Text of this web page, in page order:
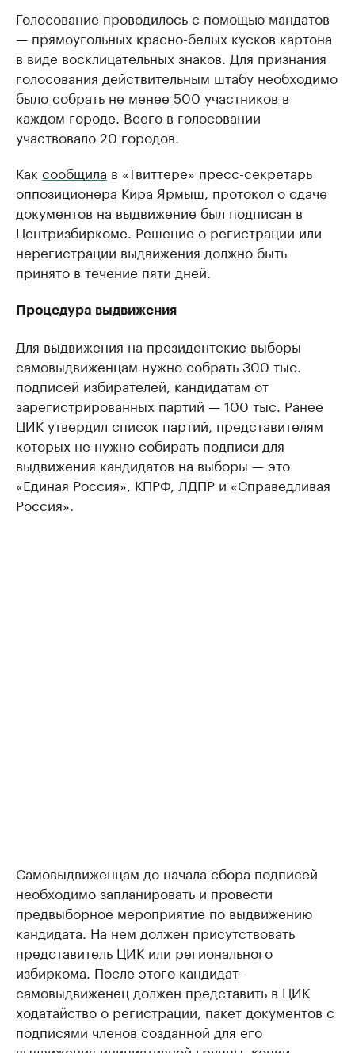
Голосование проводилось с помощью мандатов
— прямоугольных красно-белых кусков картона
в виде восклицательных знаков. Для признания
голосования действительным штабу необходимо
было собрать не менее 500 участников в
каждом городе. Всего в голосовании
участвовало 20 городов.
Как сообщила в «Твиттере» пресс-секретарь
оппозиционера Кира Ярмыш, протокол о сдаче
документов на выдвижение был подписан в
Центризбиркоме. Решение о регистрации или
нерегистрации выдвижения должно быть
принято в течение пяти дней.
Процедура выдвижения
Для выдвижения на президентские выборы
самовыдвиженцам нужно собрать 300 тыс.
подписей избирателей, кандидатам от
зарегистрированных партий — 100 тыс. Ранее
ЦИК утвердил список партий, представителям
которых не нужно собирать подписи для
выдвижения кандидатов на выборы — это
«Единая Россия», КПРФ, ЛДПР и «Справедливая
Россия».
Самовыдвиженцам до начала сбора подписей
необходимо запланировать и провести
предвыборное мероприятие по выдвижению
кандидата. На нем должен присутствовать
представитель ЦИК или регионального
избиркома. После этого кандидат-
самовыдвиженец должен представить в ЦИК
ходатайство о регистрации, пакет документов с
подписями членов созданной для его